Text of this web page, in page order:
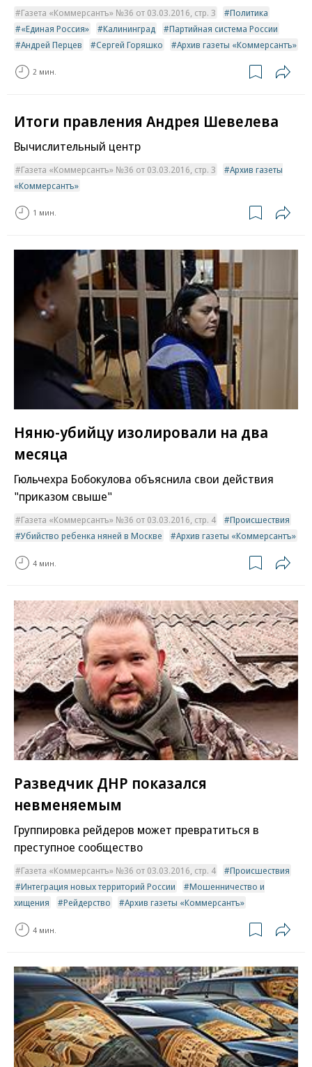
Газета «Коммерсантъ» №36 от 03.03.2016, стр. 3
Политика
«Единая Россия»
Калининград
Партийная система России
Андрей Перцев
Сергей Горяшко Архив газеты «Коммерсантъ»
2 мин.
Итоги правления Андрея Шевелева
Вычислительный центр
Газета «Коммерсантъ» №36 от 03.03.2016, стр. 3
Архив газеты
«Коммерсантъ»
1 мин.
Няню-убийцу изолировали на два
месяца
Гюльчехра Бобокулова объяснила свои действия
"приказом свыше"
Газета «Коммерсантъ» №36 от 03.03.2016, стр. 4
Происшествия
Убийство ребенка няней в Москве
Архив газеты «Коммерсантъ»
4 мин.
Разведчик ДНР показался
невменяемым
Группировка рейдеров может превратиться в
преступное сообщество
Газета «Коммерсантъ» №36 от 03.03.2016, стр. 4
Происшествия
Интеграция новых территорий России
Мошенничество и
хищения
Рейдерство Архив газеты «Коммерсантъ»
4 мин.